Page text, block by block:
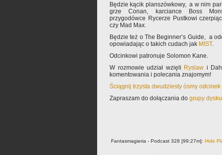
Będzie kącik planszówkowy, a w nim
grze Conan, karciance Boss
przygodówce Rycerze Pustkowi
czy Mad Max.
Będzie też o The Beginner’s Guide, a
opowiadając o takich cudach jak MIST.
Odcinkowi patronuje Solomon Kane.
W rozmowie udział wzięli Ryslaw i
komentowania i polecania znajomym!
Ściągnij trzysta dwudziesty ósmy
Zapraszam do dołączania do grupy
Fantasmagieria - Podcast 328 [99:27m]: Hide